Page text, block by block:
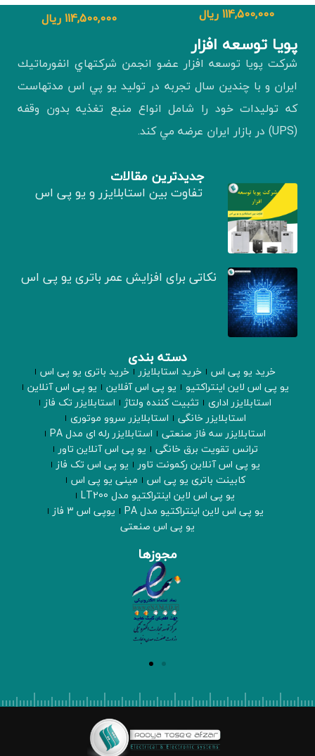
114,500,000ریال
114,500,000ریال
پويا توسعه افزار
شركت پويا توسعه افزار عضو انجمن شركتهاي انفورماتيك
ايران و با چندين سال تجربه در توليد يو پي اس مدتهاست
كه توليدات خود را شامل انواع منبع تغذيه بدون وقفه
(UPS) در بازار ايران عرضه مي كند.
جدیدترین مقالات
تفاوت بین استابلایزر و یو پی اس
نکاتی برای افزایش عمر باتری یو پی اس
دسته بندی
خرید یو پی اس خرید استابلایزر خرید باتری یو پی اس
یو پی اس لاین اینتراکتیو یو پی اس آفلاین یو پی اس آنلاین
استابلایزر اداری تثبیت کننده ولتاژ استابلایزر تک فاز
استابلایزر خانگی استابلایزر سروو موتوری
استابلایزر سه فاز صنعتی استابلایزر رله ای مدل PA
ترانس تقویت برق خانگی یو پی اس آنلاین تاور
یو پی اس آنلاین رکمونت تاور یو پی اس تک فاز
کابینت باتری یو پی اس مینی یو پی اس
یو پی اس لاین اینتراکتیو مدل LT200
یو پی اس لاین اینتراکتیو مدل PA
یوپی اس 3 فاز
یو پی اس صنعتی
مجوزها